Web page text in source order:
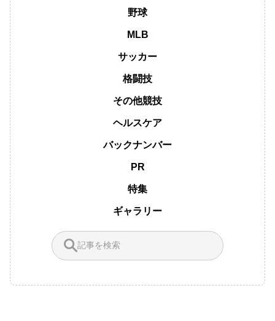
野球
MLB
サッカー
格闘技
その他競技
ヘルスケア
バックナンバー
PR
特集
ギャラリー